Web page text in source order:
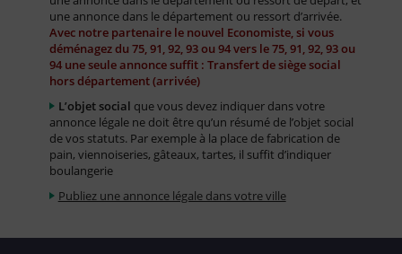
une annonce dans le département ou ressort d’arrivée.
Avec notre partenaire le nouvel Economiste, si vous
déménagez du 75, 91, 92, 93 ou 94 vers le 75, 91, 92, 93 ou
94 une seule annonce suffit : Transfert de siège social
hors département (arrivée)
L’objet social que vous devez indiquer dans votre
annonce légale ne doit être qu’un résumé de l’objet social
de vos statuts. Par exemple à la place de fabrication de
pain, viennoiseries, gâteaux, tartes, il suffit d’indiquer
boulangerie
Publiez une annonce légale dans votre ville